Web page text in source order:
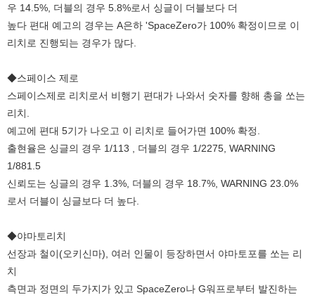
우 14.5%, 더블의 경우 5.8%로서 싱글이 더블보다 더
높다 편대 예고의 경우는 A은하 'SpaceZero가 100% 확정이므로 이
리치로 진행되는 경우가 많다.
◆스페이스 제로
스페이스제로 리치로서 비행기 편대가 나와서 숫자를 향해 총을 쏘는
리치.
예고에 편대 5기가 나오고 이 리치로 들어가면 100% 확정.
출현율은 싱글의 경우 1/113 , 더블의 경우 1/2275, WARNING
1/881.5
신뢰도는 싱글의 경우 1.3%, 더블의 경우 18.7%, WARNING 23.0%
로서 더블이 싱글보다 더 높다.
◆야마토리치
선장과 철이(오키신마), 여러 인물이 등장하면서 야마토포를 쏘는 리
치
측면과 정면의 두가지가 있고 SpaceZero나 G워프로부터 발진하는